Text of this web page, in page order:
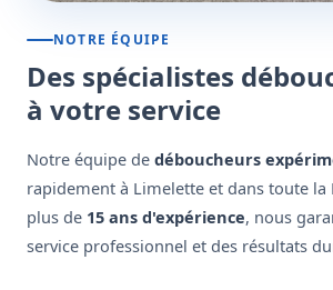
NOTRE ÉQUIPE
Des spécialistes
à votre service
Notre équipe de déboucheurs
rapidement à Limelette et dans toute la
plus de 15 ans d'expérience, nous
service professionnel et des résultats